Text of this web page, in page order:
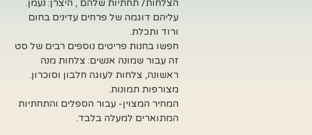
הצלחות/ תחתיות שלהם , היצרן: נעמן.
עליהם דוגמה של פרחים עדינים בחום
ורוד ותכלת.
חפשו בחנות פריטים נוספים רבים של סט
זה עבור שמונה אנשים: צלחות מנה
ראשונה, צלחות לעוגה חלבון וסוכרון.
מצורפות תמונות.
המחיר המצוין- עבור הספלים והתחתיות
המתוארים למעלה בלבד.